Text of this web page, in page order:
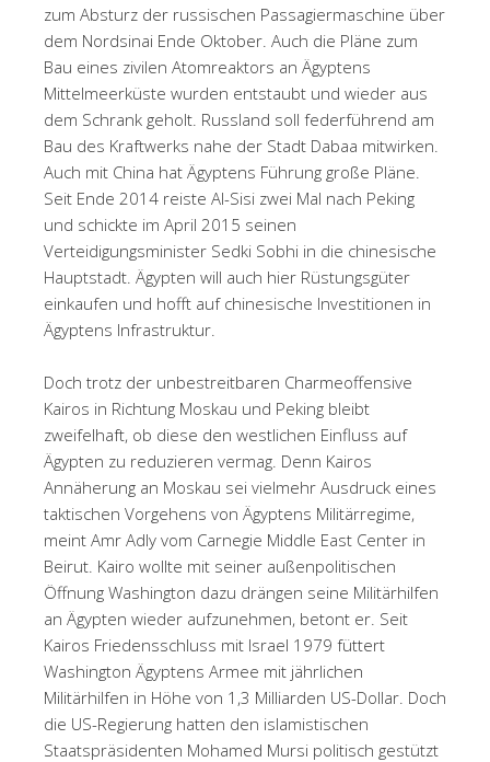
zum Absturz der russischen Passagiermaschine über
dem Nordsinai Ende Oktober. Auch die Pläne zum
Bau eines zivilen Atomreaktors an Ägyptens
Mittelmeerküste wurden entstaubt und wieder aus
dem Schrank geholt. Russland soll federführend am
Bau des Kraftwerks nahe der Stadt Dabaa mitwirken.
Auch mit China hat Ägyptens Führung große Pläne.
Seit Ende 2014 reiste Al-Sisi zwei Mal nach Peking
und schickte im April 2015 seinen
Verteidigungsminister Sedki Sobhi in die chinesische
Hauptstadt. Ägypten will auch hier Rüstungsgüter
einkaufen und hofft auf chinesische Investitionen in
Ägyptens Infrastruktur.
Doch trotz der unbestreitbaren Charmeoffensive
Kairos in Richtung Moskau und Peking bleibt
zweifelhaft, ob diese den westlichen Einfluss auf
Ägypten zu reduzieren vermag. Denn Kairos
Annäherung an Moskau sei vielmehr Ausdruck eines
taktischen Vorgehens von Ägyptens Militärregime,
meint Amr Adly vom Carnegie Middle East Center in
Beirut. Kairo wollte mit seiner außenpolitischen
Öffnung Washington dazu drängen seine Militärhilfen
an Ägypten wieder aufzunehmen, betont er. Seit
Kairos Friedensschluss mit Israel 1979 füttert
Washington Ägyptens Armee mit jährlichen
Militärhilfen in Höhe von 1,3 Milliarden US-Dollar. Doch
die US-Regierung hatten den islamistischen
Staatspräsidenten Mohamed Mursi politisch gestützt